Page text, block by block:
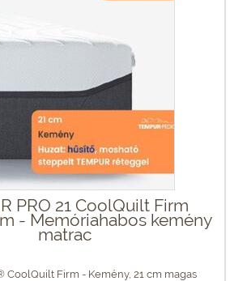
PRO 21 CoolQuilt Firm
- Memóriahabos kemény
matrac
CoolQuilt Firm - Kemény, 21 cm magas